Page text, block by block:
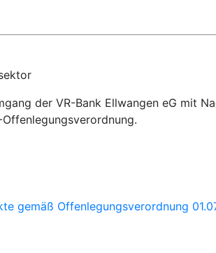
der VR-Bank Ellwangen eG mit
gemäß Offenlegungsverordnung